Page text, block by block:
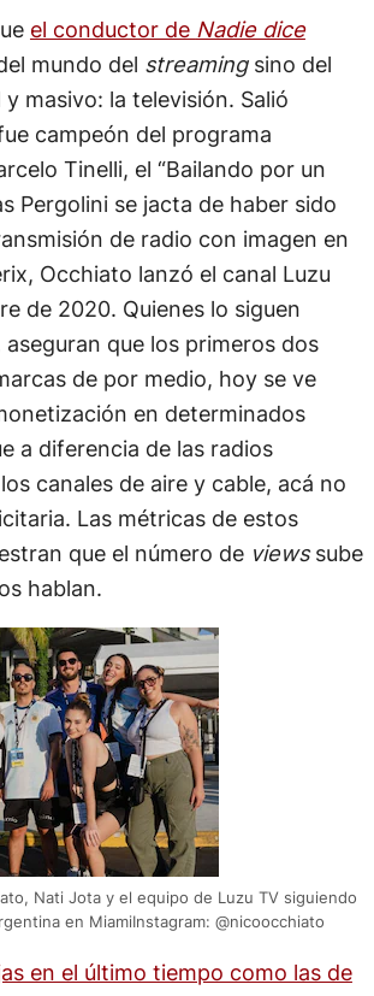
el conductor de Nadie dice
mundo del streamingsino del
masivo: la televisión. Salió
campeón del programa
Tinelli, el “Bailando por un
Pergolini se jacta de haber sido
de radio con imagen en
Occhiato lanzó el canal Luzu
de 2020. Quienes lo siguen
aseguran que los primeros dos
de por medio, hoy se ve
en determinados
a diferencia de las radios
canales de aire y cable, acá no
Las métricas de estos
que el número de viewssube
hablan.
Nati Jota y el equipo de Luzu TV siguiendo
en MiamiInstagram: @nicoocchiato
en el último tiempo como las de